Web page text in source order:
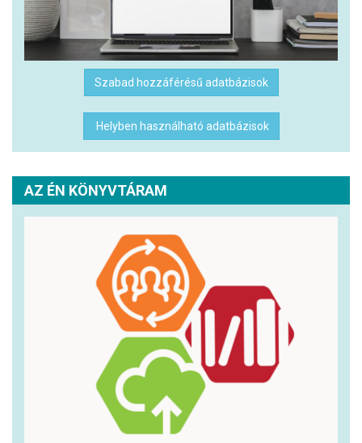
Szabad hozzáférésű adatbázisok
Helyben használható adatbázisok
AZ ÉN KÖNYVTÁRAM